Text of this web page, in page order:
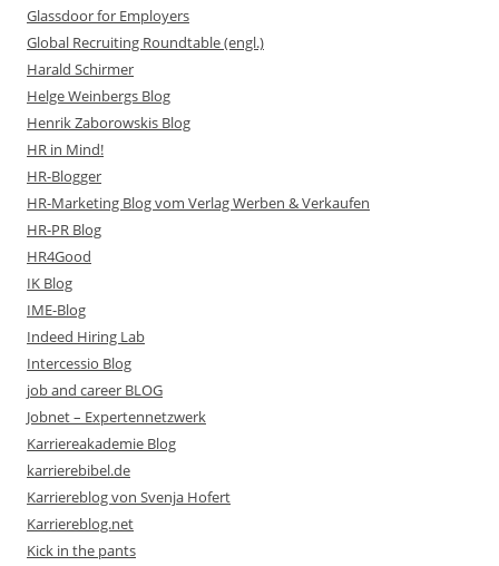
Glassdoor for Employers
Global Recruiting Roundtable (engl.)
Harald Schirmer
Helge Weinbergs Blog
Henrik Zaborowskis Blog
HR in Mind!
HR-Blogger
HR-Marketing Blog vom Verlag Werben & Verkaufen
HR-PR Blog
HR4Good
IK Blog
IME-Blog
Indeed Hiring Lab
Intercessio Blog
job and career BLOG
Jobnet – Expertennetzwerk
Karriereakademie Blog
karrierebibel.de
Karriereblog von Svenja Hofert
Karriereblog.net
Kick in the pants